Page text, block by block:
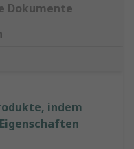
Dokumente
indem